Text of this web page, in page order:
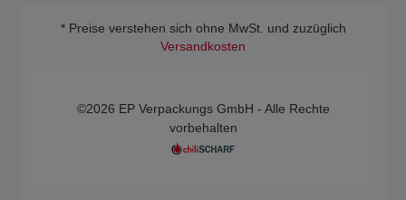
* Preise verstehen sich ohne MwSt. und zuzüglich
Versandkosten
©2026 EP Verpackungs GmbH - Alle Rechte
vorbehalten